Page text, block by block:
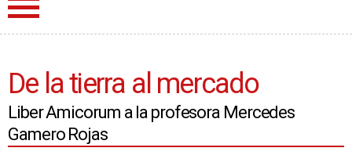
De la tierra al mercado
Liber Amicorum a la profesora Mercedes
Gamero Rojas